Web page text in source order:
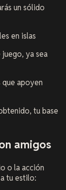
un sólido
en islas
ya sea
apoyen
tu base
amigos
o la acción
tu estilo: